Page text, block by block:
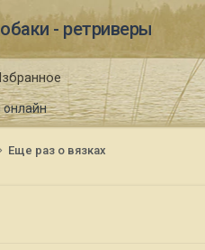
- ретриверы
онлайн
Еще раз о вязках